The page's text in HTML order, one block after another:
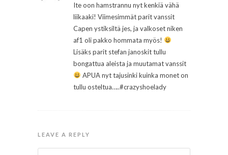
Ite oon hamstrannu nyt kenkiä vähä
liikaaki! Viimesimmät parit vanssit
Capen ystiksiltä jes, ja valkoset niken
af1 oli pakko hommata myös!
Lisäks parit stefan janoskit tullu
bongattua aleista ja muutamat vanssit
APUA nyt tajusinki kuinka monet on
tullu osteltua…..#crazyshoelady
LEAVE A REPLY